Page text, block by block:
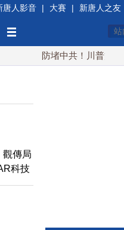
唐人影音 | 大賽 | 新唐人之友
防堵中共！川普簽行政
觀傳局
科技